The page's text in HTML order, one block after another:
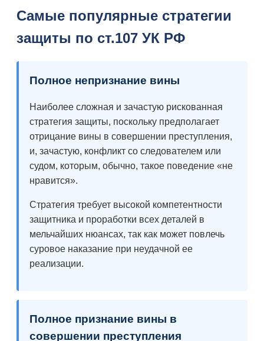
Самые популярные стратегии
защиты по ст.107 УК РФ
Полное непризнание вины
Наиболее сложная и зачастую рискованная
стратегия защиты, поскольку предполагает
отрицание вины в совершении преступления,
и, зачастую, конфликт со следователем или
судом, которым, обычно, такое поведение «не
нравится».
Стратегия требует высокой компетентности
защитника и проработки всех деталей в
мельчайших нюансах, так как может повлечь
суровое наказание при неудачной ее
реализации.
Полное признание вины в
совершении преступления